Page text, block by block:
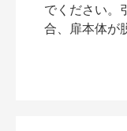
でください。
合、扉本体が